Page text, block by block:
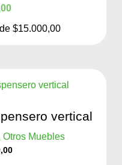
$15.000,00
vertical
Muebles